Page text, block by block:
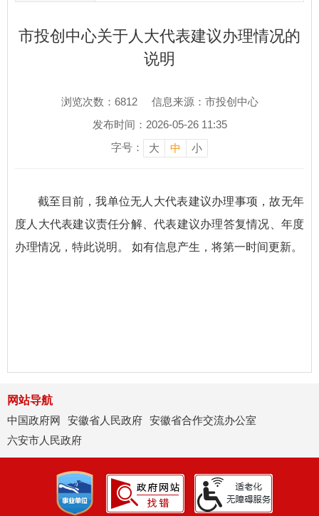
市投创中心关于人大代表建议办理情况的
说明
浏览次数： 6812
信息来源：市投创中心
发布时间：2026-05-26 11:35
字号：
大 中 小
截至目前，我单位无人大代表建议办理事项，故无年
度人大代表建议责任分解、代表建议办理答复情况、年度
办理情况，特此说明。 如有信息产生，将第一时间更新。
网站导航
中国政府网
安徽省人民政府 安徽省合作交流办公室
六安市人民政府